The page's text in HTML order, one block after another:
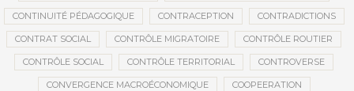
CONTINUITÉ PÉDAGOGIQUE CONTRACEPTION CONTRADICTIONS
CONTRAT SOCIAL CONTRÔLE MIGRATOIRE CONTRÔLE ROUTIER
CONTRÔLE SOCIAL CONTRÔLE TERRITORIAL CONTROVERSE
CONVERGENCE MACROÉCONOMIQUE COOPEERATION